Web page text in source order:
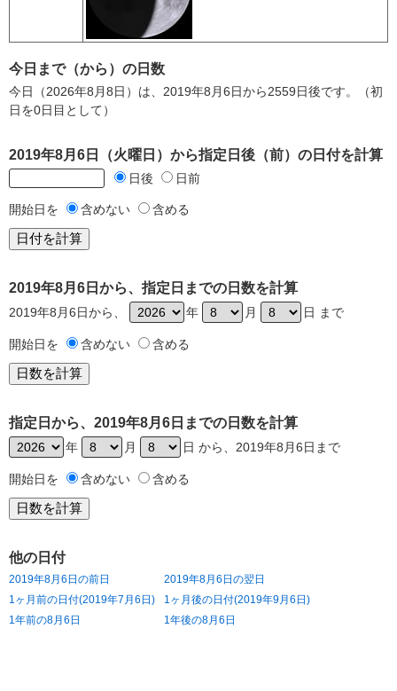
今日まで（から）の日数
今日（2026年8月8日）は、2019年8月6日から2559日後です。（初
日を0日目として）
2019年8月6日（火曜日）から指定日後（前）の日付を計算
日後 日前
開始日を 含めない 含める
2019年8月6日から、指定日までの日数を計算
2019年8月6日から、 年 月 日 まで
開始日を 含めない 含める
指定日から、2019年8月6日までの日数を計算
年 月 日 から、2019年8月6日まで
開始日を 含めない 含める
他の日付
2019年8月6日の前日
2019年8月6日の翌日
1ヶ月前の日付(2019年7月6日)
1ヶ月後の日付(2019年9月6日)
1年前の8月6日
1年後の8月6日